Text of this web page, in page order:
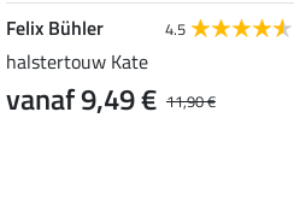
Felix Bühler 4.5
halstertouw Kate
11,90 €
vanaf 9,49 €